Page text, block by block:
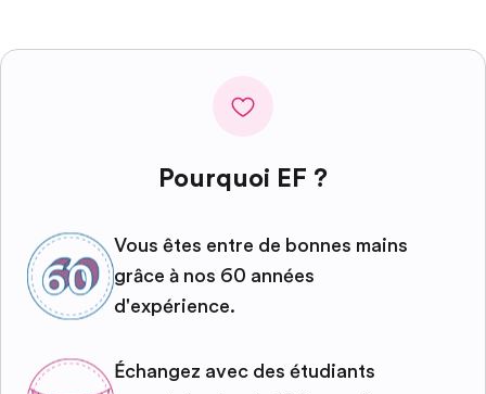
Pourquoi EF ?
Vous êtes entre de bonnes mains
grâce à nos 60 années
d'expérience.
Échangez avec des étudiants